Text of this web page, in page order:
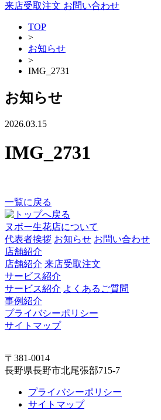
来店受取注文 お問い合わせ
TOP
>
お知らせ
>
IMG_2731
お知らせ
2026.03.15
IMG_2731
一覧に戻る
ヌボー生花店について
代表者挨拶 お知らせ お問い合わせ
店舗紹介
店舗紹介 来店受取注文
サービス紹介
サービス紹介 よくあるご質問
事例紹介
プライバシーポリシー
サイトマップ
〒381-0014
長野県長野市北尾張部715-7
プライバシーポリシー
サイトマップ